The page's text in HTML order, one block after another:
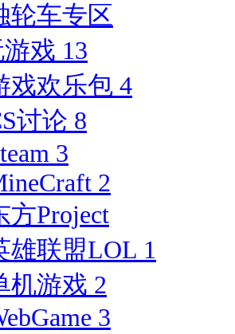
轮车专区
戏 13
戏欢乐包 4
讨论 8
3
2
方Project
雄联盟LOL 1
机游戏 2
3